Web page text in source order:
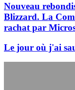
Nouveau
Blizzard. La
rachat par
Le jour où j'ai